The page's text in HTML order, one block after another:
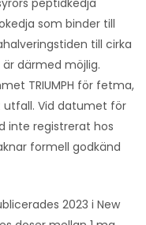
som binder till
till cirka
därmed möjlig.
TRIUMPH för fetma,
utfall. Vid datumet för
inte registrerat hos
formell godkänd
2023 i New